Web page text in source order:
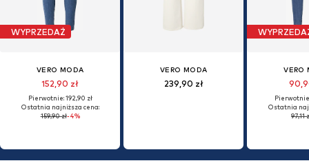
WYPRZEDAŻ
VERO MODA
152,90 zł
Pierwotnie: 192,90 zł
Ostatnia najniższa cena:
159,90 zł-4%
VERO MODA
239,90 zł
VERO
Ostatnia
97,11